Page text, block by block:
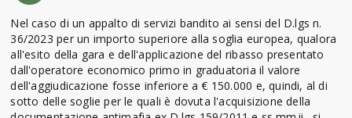
Nel caso di un appalto di servizi bandito ai sensi del D.lgs n.
36/2023 per un importo superiore alla soglia europea, qualora
all'esito della gara e dell'applicazione del ribasso presentato
dall'operatore economico primo in graduatoria il valore
dell'aggiudicazione fosse inferiore a € 150.000 e, quindi, al di
sotto delle soglie per le quali è dovuta l'acquisizione della